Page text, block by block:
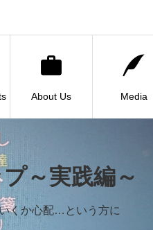
About Us Media
～実践編～
くか心配…という方に